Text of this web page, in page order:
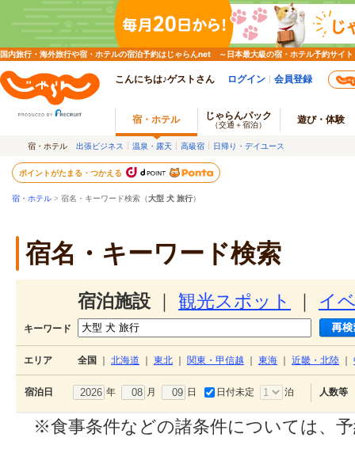
国内旅行・海外旅行や宿・ホテルの宿泊予約はじゃらんnet ～日本最大級の宿・ホテル予約サイト
こんにちは♪ゲストさん ログイン 会員登録
宿・ホテル じゃらんパック
（交通＋宿泊） 遊び・体験
宿・ホテル 出張ビジネス 温泉・露天 高級宿 日帰り・デイユース
ポイントがたまる・つかえる
宿・ホテル > 宿名・キーワード検索（大型 犬 旅行）
宿名・キーワード検索
宿泊施設 観光スポット イ
キーワード
エリア 全国 北海道 東北 関東・甲信越 東海 近畿・北陸
宿泊日 年 月 日 日付未定 泊 人数等
※食事条件などの諸条件については、